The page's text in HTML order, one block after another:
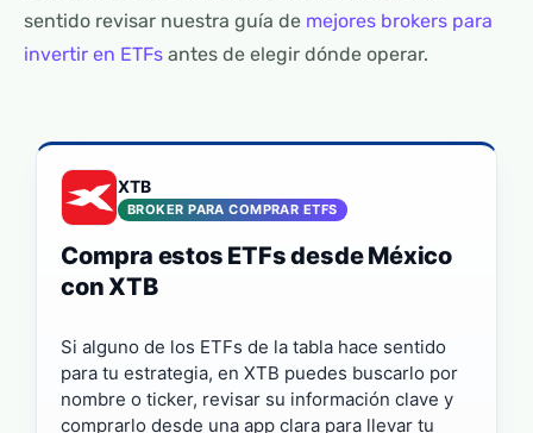
sentido revisar nuestra guía de mejores brokers para
invertir en ETFs antes de elegir dónde operar.
XTB
BROKER PARA COMPRAR ETFS
Compra estos ETFs desde México
con XTB
Si alguno de los ETFs de la tabla hace sentido
para tu estrategia, en XTB puedes buscarlo por
nombre o ticker, revisar su información clave y
comprarlo desde una app clara para llevar tu